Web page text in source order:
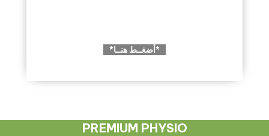
*أضغــط هنــا*
PREMIUM PHYSIO